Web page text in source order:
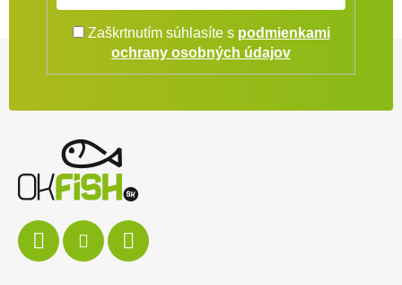
Zaškrtnutím súhlasíte s podmienkami
ochrany osobných údajov